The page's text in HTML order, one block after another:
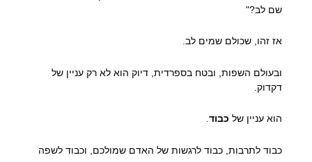
שם לב?"
אז זהו, שכולם שמים לב.
ובעולם השפות, ובטח בספרדית, דיוק הוא לא רק עניין של
דקדוק.
הוא עניין של כבוד.
כבוד לתרבות, כבוד לרגשות של האדם שמולכם, וכבוד לשפה